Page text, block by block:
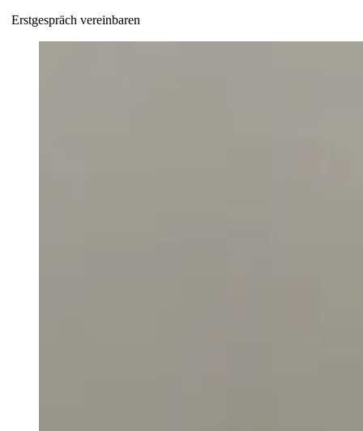
Erstgespräch vereinbaren